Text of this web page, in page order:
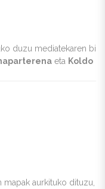
duzu mediatekaren bi
eta Koldo
aurkituko dituzu,